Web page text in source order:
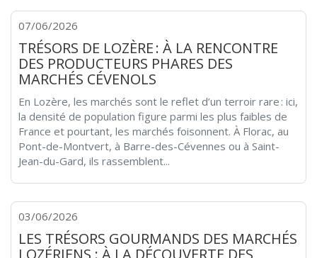
07/06/2026
TRÉSORS DE LOZÈRE : À LA RENCONTRE
DES PRODUCTEURS PHARES DES
MARCHÉS CÉVENOLS
En Lozère, les marchés sont le reflet d’un terroir rare : ici,
la densité de population figure parmi les plus faibles de
France et pourtant, les marchés foisonnent. À Florac, au
Pont-de-Montvert, à Barre-des-Cévennes ou à Saint-
Jean-du-Gard, ils rassemblent...
03/06/2026
LES TRÉSORS GOURMANDS DES MARCHÉS
LOZÉRIENS : À LA DÉCOUVERTE DES